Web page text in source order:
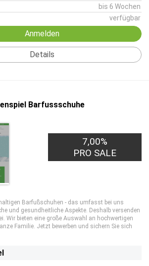
bis 6 Wochen
verfügbar
Anmelden
Details
Barfussschuhe
7,00%
PRO SALE
Barfußschuhen - das umfasst bei uns
und gesundheitliche Aspekte. Deshalb versenden
Wir bieten eine große Auswahl an hochwertigen
Familie. Jetzt bewerben und sichern Sie sich